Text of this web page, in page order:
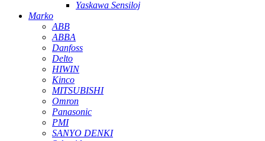
Yaskawa Sensiloj
Marko
ABB
ABBA
Danfoss
Delto
HIWIN
Kinco
MITSUBISHI
Omron
Panasonic
PMI
SANYO DENKI